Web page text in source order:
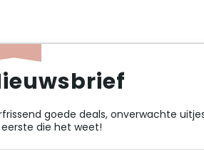
goede deals, onverwachte
die het weet!